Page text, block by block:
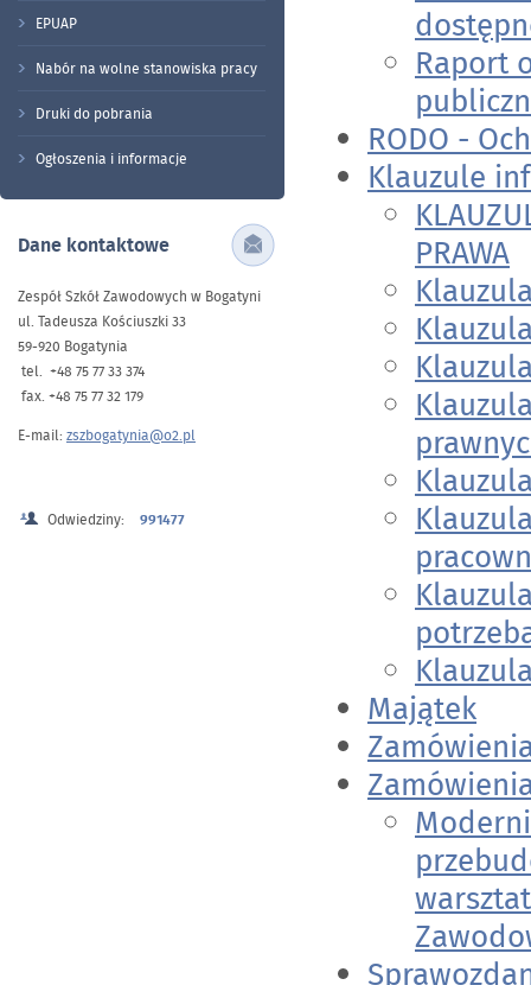
EPUAP
Nabór na wolne stanowiska pracy
Druki do pobrania
Ogłoszenia i informacje
Dane kontaktowe
Zespół Szkół Zawodowych w Bogatyni
ul. Tadeusza Kościuszki 33
59-920 Bogatynia
tel. +48 75 77 33 374
fax. +48 75 77 32 179
E-mail: zszbogatynia@o2.pl
Odwiedziny: 991477
Raport
RODO -
Klauzule
PRAWA
Majątek